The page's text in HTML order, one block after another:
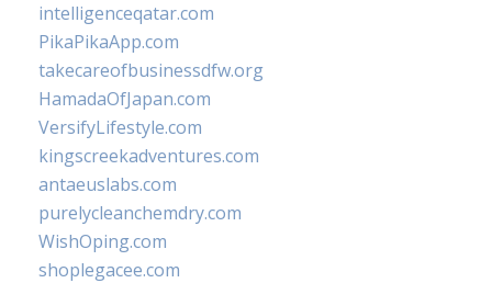
intelligenceqatar.com
PikaPikaApp.com
takecareofbusinessdfw.org
HamadaOfJapan.com
VersifyLifestyle.com
kingscreekadventures.com
antaeuslabs.com
purelycleanchemdry.com
WishOping.com
shoplegacee.com